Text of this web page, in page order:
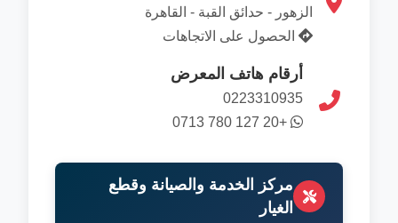
الزهور - حدائق القبة - القاهرة
الحصول على الاتجاهات
أرقام هاتف المعرض
0223310935
+20 127 780 0713
مركز الخدمة والصيانة وقطع
الغيار